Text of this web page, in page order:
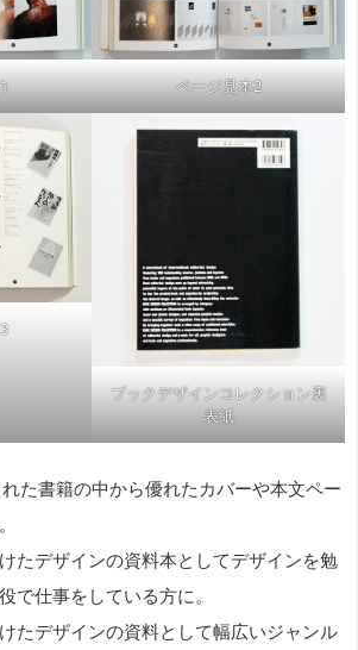
ページ見本2
ブックデザインコレクション裏
表紙
た書籍の中から優れたカバーや本文ペー
たデザインの資料本としてデザインを勉
で仕事をしている方に。
たデザインの資料として幅広いジャンル